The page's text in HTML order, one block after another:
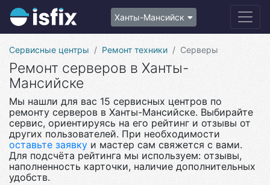
Ханты-Мансийск
Сервисные центры Ремонт техники Серверы
Ремонт серверов в Ханты-
Мансийске
Мы нашли для вас 15 сервисных центров по
ремонту серверов в Ханты-Мансийске. Выбирайте
сервис, ориентируясь на его рейтинг и отзывы от
других пользователей. При необходимости
оставьте заявку и мастер сам свяжется с вами.
Для подсчёта рейтинга мы используем: отзывы,
наполненность карточки, наличие дополнительных
удобств.